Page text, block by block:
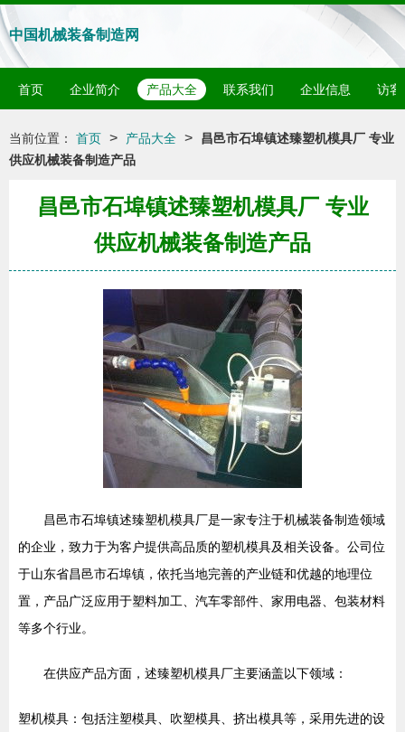
中国机械装备制造网
首页 企业简介 产品大全 联系我们 企业信息 访客
当前位置： 首页 > 产品大全 >
昌邑市石埠镇述臻塑机模具厂 专业
供应机械装备制造产品
昌邑市石埠镇述臻塑机模具厂 专业
供应机械装备制造产品
昌邑市石埠镇述臻塑机模具厂是一家专注于机械装备制造领域
的企业，致力于为客户提供高品质的塑机模具及相关设备。公司位
于山东省昌邑市石埠镇，依托当地完善的产业链和优越的地理位
置，产品广泛应用于塑料加工、汽车零部件、家用电器、包装材料
等多个行业。
在供应产品方面，述臻塑机模具厂主要涵盖以下领域：
塑机模具：包括注塑模具、吹塑模具、挤出模具等，采用先进的设